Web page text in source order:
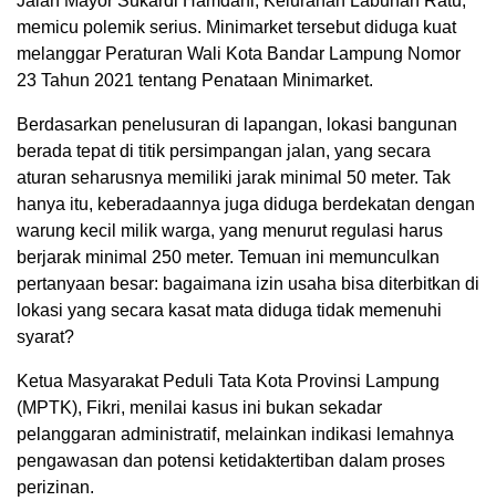
memicu polemik serius. Minimarket tersebut diduga kuat
melanggar Peraturan Wali Kota Bandar Lampung Nomor
23 Tahun 2021 tentang Penataan Minimarket.
Berdasarkan penelusuran di lapangan, lokasi bangunan
berada tepat di titik persimpangan jalan, yang secara
aturan seharusnya memiliki jarak minimal 50 meter. Tak
hanya itu, keberadaannya juga diduga berdekatan dengan
warung kecil milik warga, yang menurut regulasi harus
berjarak minimal 250 meter. Temuan ini memunculkan
pertanyaan besar: bagaimana izin usaha bisa diterbitkan di
lokasi yang secara kasat mata diduga tidak memenuhi
syarat?
Ketua Masyarakat Peduli Tata Kota Provinsi Lampung
(MPTK), Fikri, menilai kasus ini bukan sekadar
pelanggaran administratif, melainkan indikasi lemahnya
pengawasan dan potensi ketidaktertiban dalam proses
perizinan.